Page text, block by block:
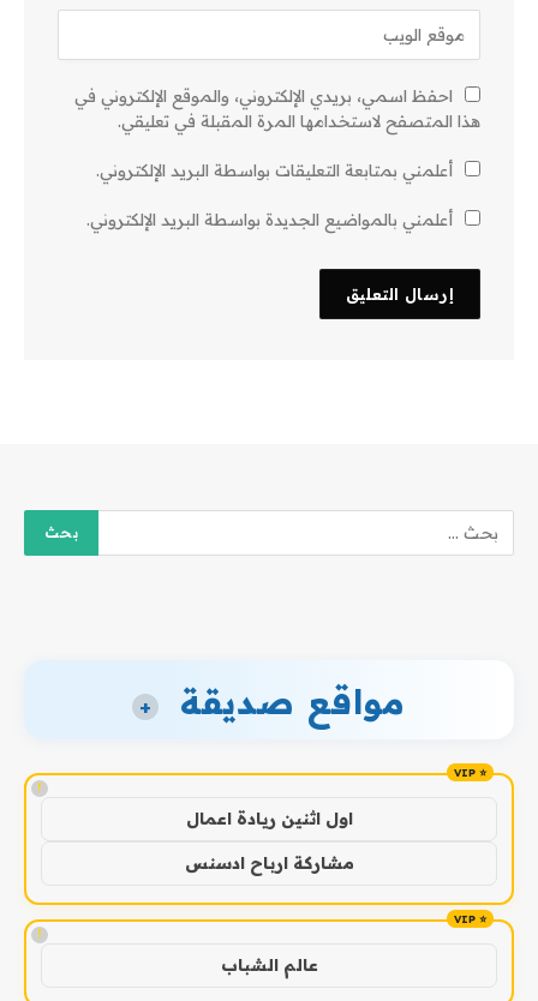
احفظ اسمي، بريدي الإلكتروني، والموقع الإلكتروني في
هذا المتصفح لاستخدامها المرة المقبلة في تعليقي.
أعلمني بمتابعة التعليقات بواسطة البريد الإلكتروني.
أعلمني بالمواضيع الجديدة بواسطة البريد الإلكتروني.
مواقع صديقة +
!
اول اثنين ريادة اعمال
مشاركة ارباح ادسنس
!
عالم الشباب